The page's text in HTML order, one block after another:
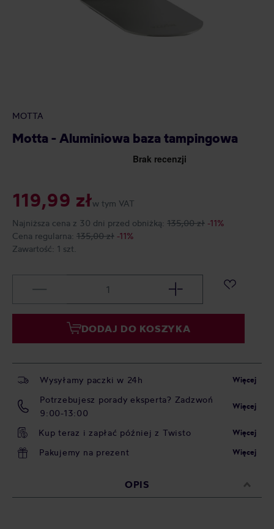
MOTTA
Motta - Aluminiowa baza tampingowa
119,99 złw tym VAT
Najniższa cena z 30 dni przed obniżką: 135,00 zł -11%
Cena regularna: 135,00 zł -11%
Zawartość: 1 szt.
DODAJ DO KOSZYKA
Wysyłamy paczki w 24h Więcej
Potrzebujesz porady eksperta? Zadzwoń
9:00-13:00
Więcej
Kup teraz i zapłać później z Twisto Więcej
Pakujemy na prezent Więcej
OPIS